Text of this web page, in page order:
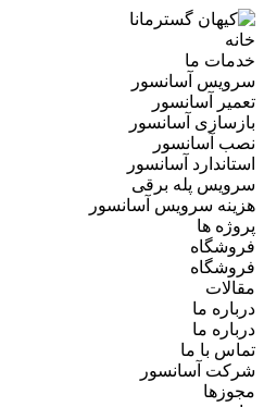
خانه
خدمات ما
سرویس آسانسور
تعمیر آسانسور
بازسازی آسانسور
نصب آسانسور
استاندارد آسانسور
سرویس پله برقی
هزینه سرویس آسانسور
پروژه ها
فروشگاه
فروشگاه
مقالات
درباره ما
درباره ما
تماس با ما
شرکت آسانسور
مجوزها